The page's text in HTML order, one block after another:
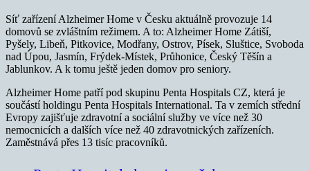
Síť zařízení Alzheimer Home v Česku aktuálně provozuje 14
domovů se zvláštním režimem. A to: Alzheimer Home Zátiší,
Pyšely, Libeň, Pitkovice, Modřany, Ostrov, Písek, Sluštice, Svoboda
nad Úpou, Jasmín, Frýdek-Místek, Průhonice, Český Těšín a
Jablunkov. A k tomu ještě jeden domov pro seniory.
Alzheimer Home patří pod skupinu Penta Hospitals CZ, která je
součástí holdingu Penta Hospitals International. Ta v zemích střední
Evropy zajišťuje zdravotní a sociální služby ve více než 30
nemocnicích a dalších více než 40 zdravotnických zařízeních.
Zaměstnává přes 13 tisíc pracovníků.